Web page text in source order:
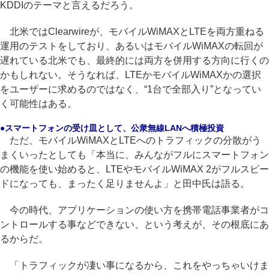
KDDIのテーマと言えるだろう。
北米ではClearwireが、モバイルWiMAXとLTEを両方重ねる
運用のテストをしており、あるいはモバイルWiMAXの転回が
遅れている北米でも、最終的には両方を併用する方向に行くの
かもしれない。そうなれば、LTEかモバイルWiMAXかの選択
をユーザーに求めるのではなく、“1台で全部入り”となってい
く可能性はある。
●スマートフォンの受け皿として、公衆無線LANへ積極投資
ただ、モバイルWiMAXとLTEへのトラフィックの分散がう
まくいったとしても「本当に、みんながフルにスマートフォン
の機能を使い始めると、LTEやモバイルWiMAX 2がフルスピー
ドになっても、まったく足りませんよ」と田中氏は語る。
今の時代、アプリケーションの使い方を携帯電話事業者がコ
ントロールする事などできない、という考えが、その根底にあ
るからだ。
「トラフィックが凄い事になるから、これをやっちゃいけま